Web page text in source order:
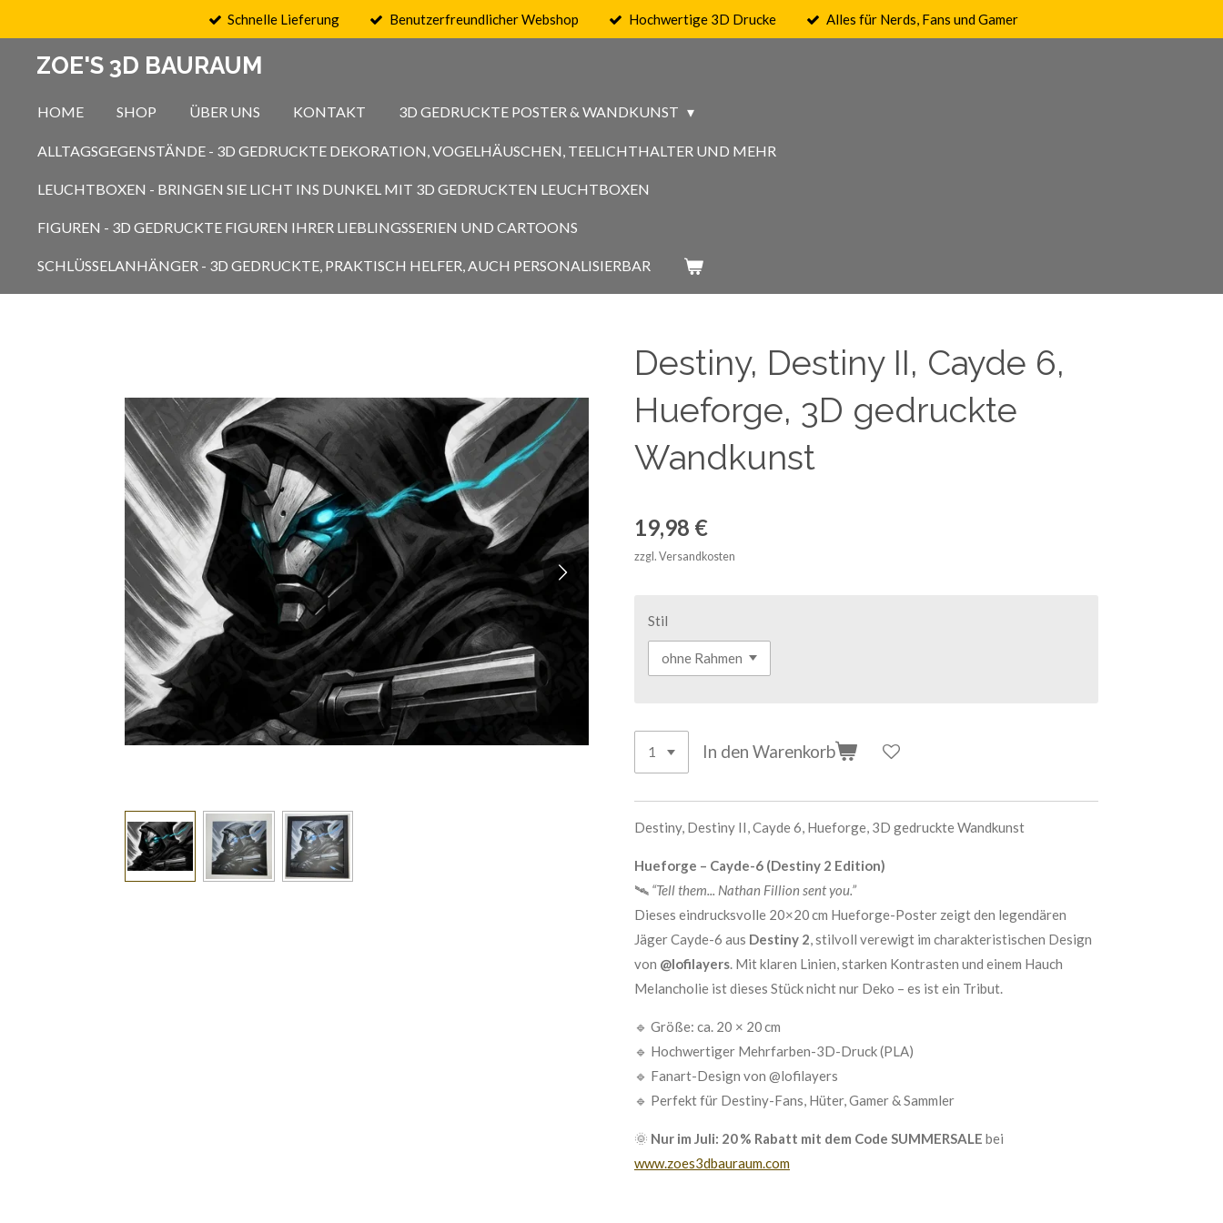
springen
Schnelle Lieferung Benutzerfreundlicher Webshop Hochwertige 3D Drucke Alles für Nerds, Fans und Gamer
ZOE'S 3D BAURAUM
HOME SHOP ÜBER UNS KONTAKT 3D GEDRUCKTE POSTER & WANDKUNST
ALLTAGSGEGENSTÄNDE - 3D GEDRUCKTE DEKORATION, VOGELHÄUSCHEN, TEELICHTHALTER UND MEHR
LEUCHTBOXEN - BRINGEN SIE LICHT INS DUNKEL MIT 3D GEDRUCKTEN LEUCHTBOXEN
FIGUREN - 3D GEDRUCKTE FIGUREN IHRER LIEBLINGSSERIEN UND CARTOONS
SCHLÜSSELANHÄNGER - 3D GEDRUCKTE, PRAKTISCH HELFER, AUCH PERSONALISIERBAR
Destiny, Destiny II, Cayde 6,
Hueforge, 3D gedruckte
Wandkunst
19,98 €
zzgl. Versandkosten
Stil
In den Warenkorb
Destiny, Destiny II, Cayde 6, Hueforge, 3D gedruckte Wandkunst
Hueforge – Cayde-6 (Destiny 2 Edition)
🛰️ “Tell them... Nathan Fillion sent you.”
Dieses eindrucksvolle 20×20 cm Hueforge-Poster zeigt den legendären
Jäger Cayde-6 aus Destiny 2, stilvoll verewigt im charakteristischen Design
von @lofilayers. Mit klaren Linien, starken Kontrasten und einem Hauch
Melancholie ist dieses Stück nicht nur Deko – es ist ein Tribut.
🔹 Größe: ca. 20 × 20 cm
🔹 Hochwertiger Mehrfarben-3D-Druck (PLA)
🔹 Fanart-Design von @lofilayers
🔹 Perfekt für Destiny-Fans, Hüter, Gamer & Sammler
🌞 Nur im Juli: 20 % Rabatt mit dem Code SUMMERSALE bei
www.zoes3dbauraum.com